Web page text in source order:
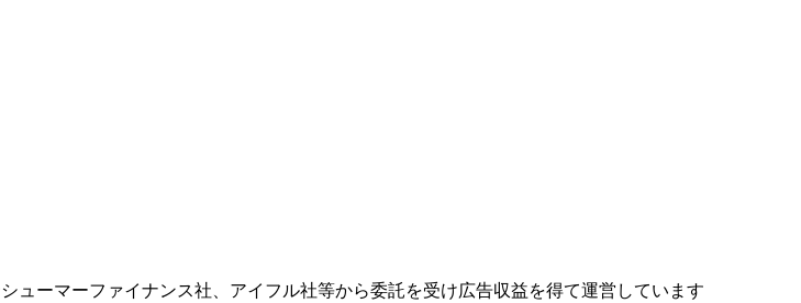
ューマーファイナンス社、アイフル社等から委託を受け広告収益を得て運営しています